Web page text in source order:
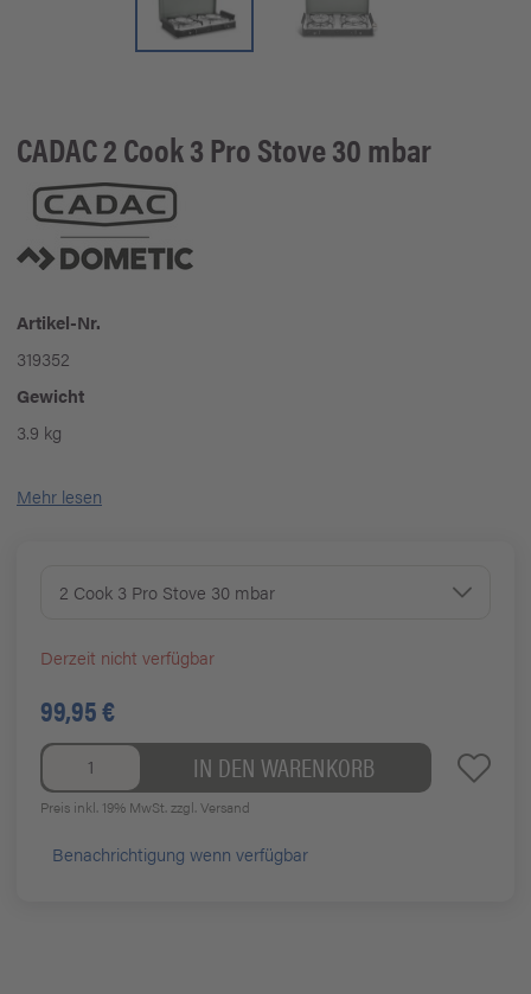
CADAC2 Cook 3 Pro Stove 30 mbar
Artikel-Nr.
319352
Gewicht
3.9 kg
Mehr lesen
2 Cook 3 Pro Stove 30 mbar
Derzeit nicht verfügbar
99,95 €
IN DEN WARENKORB
Preis inkl. 19% MwSt.zzgl. Versand
Benachrichtigung wenn verfügbar